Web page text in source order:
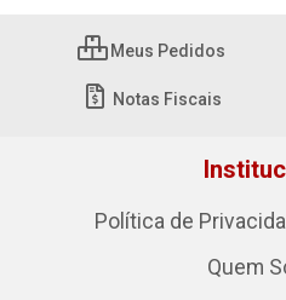
Meus Pedidos
Notas Fiscais
Política de
Quem